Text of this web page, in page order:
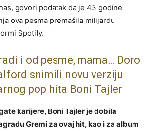
govori podatak da je 43 godine
ova pesma premašila milijardu
Spotify.
od pesme, mama… Doro
snimili novu verziju
pop hita Boni Tajler
karijere, Boni Tajler je dobila
Gremi za ovaj hit, kao i za album